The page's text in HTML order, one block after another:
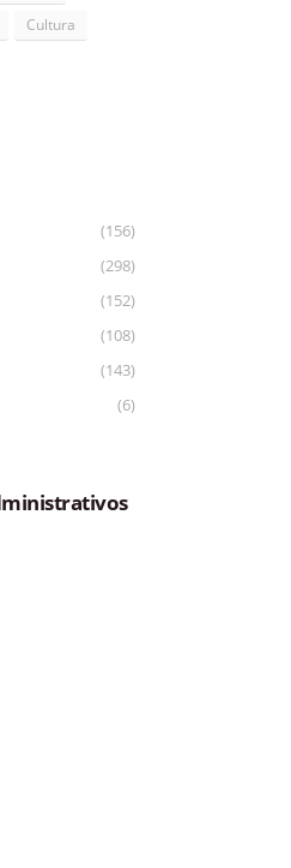
Cultura
(156)
(298)
(152)
(108)
(143)
(6)